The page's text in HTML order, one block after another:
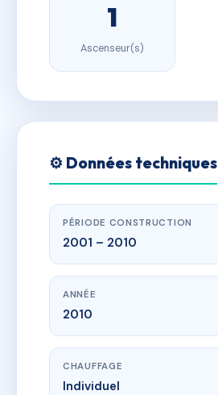
1
Ascenseur(s)
⚙️ Données techniques
PÉRIODE CONSTRUCTION
2001 – 2010
ANNÉE
2010
CHAUFFAGE
Individuel